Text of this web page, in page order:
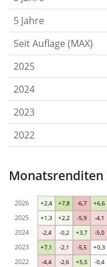
5 Jahre
Seit Auflage (MAX)
2025
2024
2023
2022
-4,4 -2,6 +5,5 -0,4
+7,1 -2,1 -5,5 +0,3
-2,4 -0,2 +3,7 -5,0
+1,3 +2,2 -5,9 -4,1
+2,4 +7,8 -6,7 +6,6
2022
2023
2024
2025
2026